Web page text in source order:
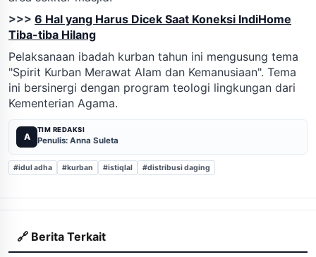
>>> 6 Hal yang Harus Dicek Saat Koneksi IndiHome
Tiba-tiba Hilang
Pelaksanaan ibadah kurban tahun ini mengusung tema
"Spirit Kurban Merawat Alam dan Kemanusiaan". Tema
ini bersinergi dengan program teologi lingkungan dari
Kementerian Agama.
A
TIM REDAKSI
Penulis: Anna Suleta
#idul adha #kurban #istiqlal #distribusi daging
🔗 Berita Terkait